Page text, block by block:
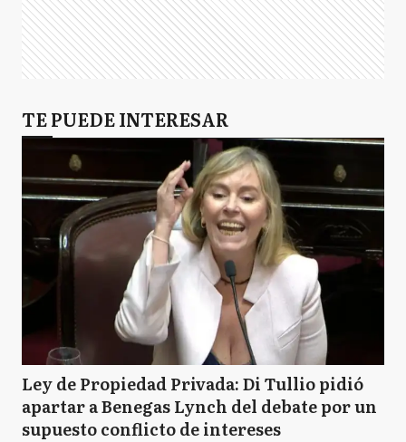
TE PUEDE INTERESAR
Ley de Propiedad Privada: Di Tullio pidió
apartar a Benegas Lynch del debate por un
supuesto conflicto de intereses